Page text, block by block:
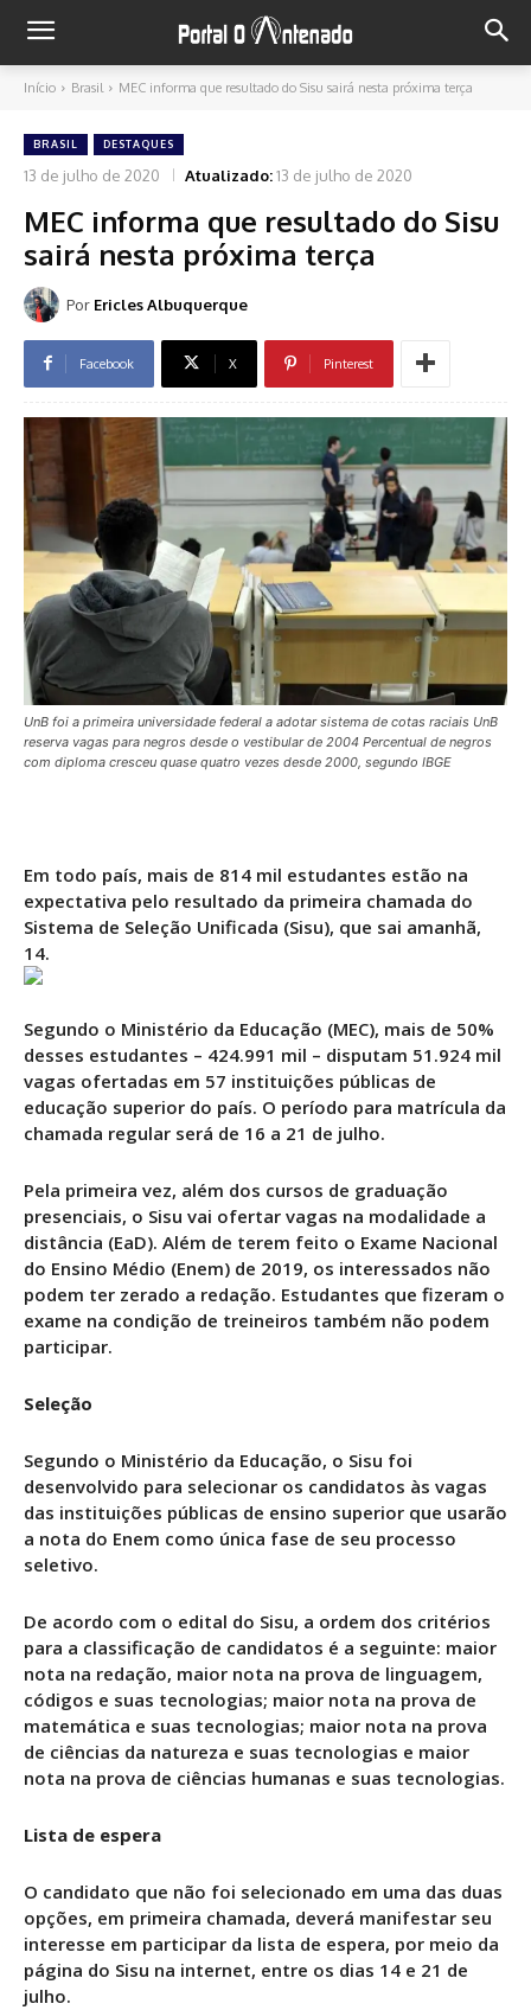
Início Brasil MEC informa que resultado do Sisu sairá nesta próxima terça
BRASIL DESTAQUES
13 de julho de 2020 Atualizado:13 de julho de 2020
MEC informa que resultado do Sisu
sairá nesta próxima terça
Por Ericles Albuquerque
Facebook X Pinterest
UnB foi a primeira universidade federal a adotar sistema de cotas raciais UnB
reserva vagas para negros desde o vestibular de 2004 Percentual de negros
com diploma cresceu quase quatro vezes desde 2000, segundo IBGE
Em todo país, mais de 814 mil estudantes estão na
expectativa pelo resultado da primeira chamada do
Sistema de Seleção Unificada (Sisu), que sai amanhã,
14.
Segundo o Ministério da Educação (MEC), mais de 50%
desses estudantes – 424.991 mil – disputam 51.924 mil
vagas ofertadas em 57 instituições públicas de
educação superior do país. O período para matrícula da
chamada regular será de 16 a 21 de julho.
Pela primeira vez, além dos cursos de graduação
presenciais, o Sisu vai ofertar vagas na modalidade a
distância (EaD). Além de terem feito o Exame Nacional
do Ensino Médio (Enem) de 2019, os interessados não
podem ter zerado a redação. Estudantes que fizeram o
exame na condição de treineiros também não podem
participar.
Seleção
Segundo o Ministério da Educação, o Sisu foi
desenvolvido para selecionar os candidatos às vagas
das instituições públicas de ensino superior que usarão
a nota do Enem como única fase de seu processo
seletivo.
De acordo com o edital do Sisu, a ordem dos critérios
para a classificação de candidatos é a seguinte: maior
nota na redação, maior nota na prova de linguagem,
códigos e suas tecnologias; maior nota na prova de
matemática e suas tecnologias; maior nota na prova
de ciências da natureza e suas tecnologias e maior
nota na prova de ciências humanas e suas tecnologias.
Lista de espera
O candidato que não foi selecionado em uma das duas
opções, em primeira chamada, deverá manifestar seu
interesse em participar da lista de espera, por meio da
página do Sisu na internet, entre os dias 14 e 21 de
julho.